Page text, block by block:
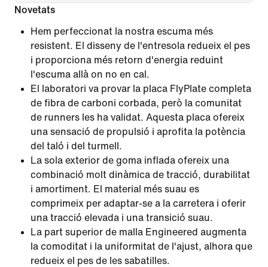
Novetats
Hem perfeccionat la nostra escuma més
resistent. El disseny de l'entresola redueix el pes
i proporciona més retorn d'energia reduint
l'escuma allà on no en cal.
El laboratori va provar la placa FlyPlate completa
de fibra de carboni corbada, però la comunitat
de runners les ha validat. Aquesta placa ofereix
una sensació de propulsió i aprofita la potència
del taló i del turmell.
La sola exterior de goma inflada ofereix una
combinació molt dinàmica de tracció, durabilitat
i amortiment. El material més suau es
comprimeix per adaptar-se a la carretera i oferir
una tracció elevada i una transició suau.
La part superior de malla Engineered augmenta
la comoditat i la uniformitat de l'ajust, alhora que
redueix el pes de les sabatilles.